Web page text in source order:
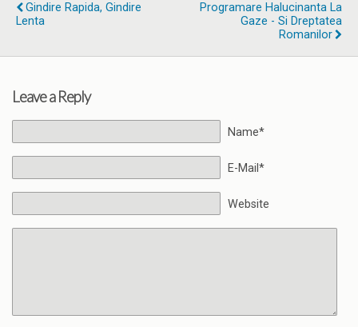
Gindire Rapida, Gindire
Lenta
Programare Halucinanta La
Gaze - Si Dreptatea
Romanilor
Leave a Reply
Name*
E-Mail*
Website